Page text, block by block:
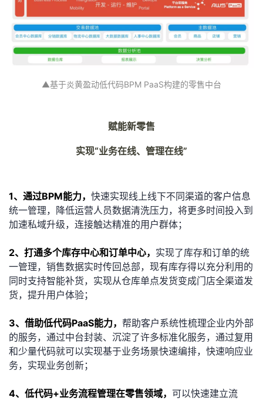
▲基于炎黄盈动低代码BPM PaaS构建的零售中台
赋能新零售
实现“业务在线、管理在线”
1、通过BPM能力， 快速实现线上线下不同渠道的客户信息
统一管理，降低运营人员数据清洗压力，将更多时间投入到
加速私域升级，连接触达精准的用户群体；
2、打通多个库存中心和订单中心， 实现了库存和订单的统
一管理，销售数据实时传回总部，现有库存得以充分利用的
同时支持智能补货，实现从仓库单点发货变成门店全渠道发
货，提升用户体验；
3、借助低代码PaaS能力， 帮助客户系统性梳理企业内外部
的服务，通过中台封装、沉淀了许多标准化服务，通过复用
和少量代码就可以实现基于业务场景快速编排，快速响应业
务，实现业务创新；
4、低代码+业务流程管理在零售领域， 可以快速建立流